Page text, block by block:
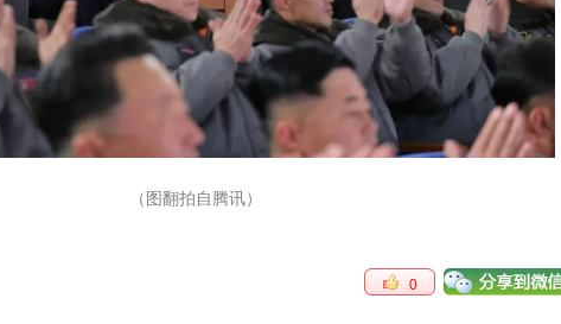
（图翻拍自腾讯）
0